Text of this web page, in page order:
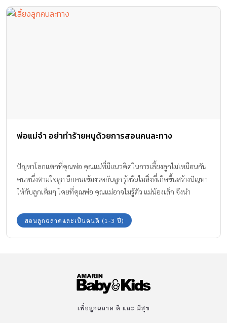
พ่อแม่จ๋า อย่าทำร้ายหนูด้วยการสอนคนละทาง
ปัญหาโลกแตกที่คุณพ่อ คุณแม่ที่มีแนวคิดในการเลี้ยงลูกไม่เหมือนกัน
คนหนึ่งตามใจลูก อีกคนเข้มงวดกับลูก รู้หรือไม่สิ่งที่เกิดขึ้นสร้างปัญหา
ให้กับลูกเต็มๆ โดยที่คุณพ่อ คุณแม่อาจไม่รู้ตัว แม่น้องเล็ก จึงนำ
สอนลูกฉลาดและเป็นคนดี (1-3 ปี)
เพื่อลูกฉลาด ดี และ มีสุข